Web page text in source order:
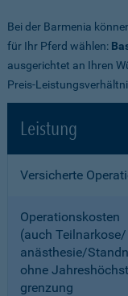
Bei der Barmenia
für Ihr Pferd wählen:
ausgerichtet an Ihren
Preis-
Leistung
Versicherte
Operationskosten
(auch
anästhesie/
ohne
grenzung